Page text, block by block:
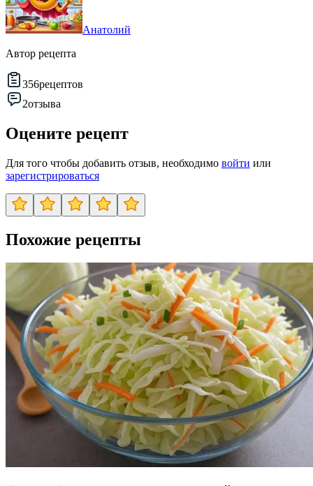
Анатолий
Автор рецепта
356рецептов
2отзыва
Оцените рецепт
Для того чтобы добавить отзыв, необходимо войти или
зарегистрироваться
Похожие рецепты